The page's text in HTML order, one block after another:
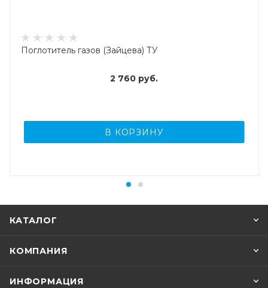
Поглотитель газов (Зайцева) ТУ
2 760 руб.
В КОРЗИНУ
КАТАЛОГ
КОМПАНИЯ
ИНФОРМАЦИЯ